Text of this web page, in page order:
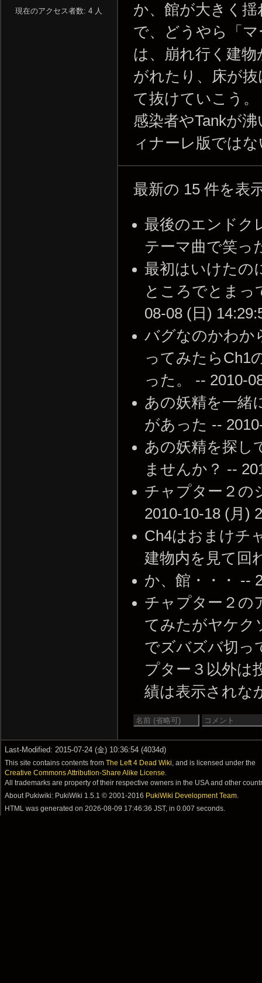
か、館が大きく
で、どうやら「
は、崩れ行く建
がれたり、床が
て抜けていこう
感染者やTankが
ィナーレ版では
最新の 15 件を表
最後のエンドク
テーマ曲で笑っ
最初はいけたの
ところでとまっ
08-08 (日)
バグなのかわか
ってみたらCh1
った。 -- 2010-
あの妖精を一緒
があった --
あの妖精を探し
ませんか？ --
チャプター２の
2010-10-18 (月)
Ch4はおまけチ
建物内を見て回
か、館・・・ --
チャプター２の
てみたがヤケク
でズバズバ切っ
プター３以外は
績は表示されな
現在のアクセス者数: 4 人
Last-Modified: 2015-07-24 (金) 10:36:54 (4034d)
This site contains contents from The Left 4 Dead Wiki , and is licensed under the
Creative Commons Attribution-Share Alike License
All trademarks are property of their respective owners in the USA and other
About Pukiwiki: PukiWiki 1.5.1 © 2001-2016 PukiWiki Development Team
HTML was generated on2026-08-09 17:46:36 JST, in 0.007 seconds.